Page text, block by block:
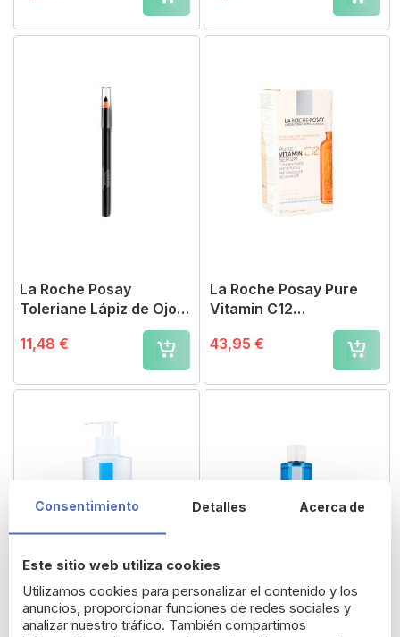
La Roche Posay
Toleriane Lápiz de Ojos
Maquillaje Piel Sensible
11,48 €
La Roche Posay Pure
Vitamin C12
43,95 €
Consentimiento Detalles Acerca de
Este sitio web utiliza cookies
Utilizamos cookies para personalizar el contenido y los
anuncios, proporcionar funciones de redes sociales y
analizar nuestro tráfico. También compartimos